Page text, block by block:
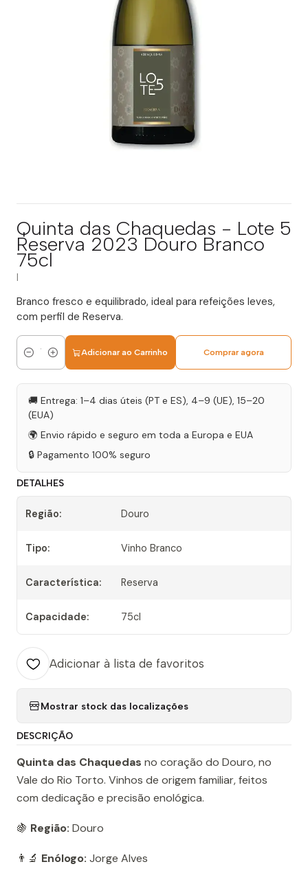
Quinta das Chaquedas - Lote 5
Reserva 2023 Douro Branco
75cl
Branco fresco e equilibrado, ideal para refeições leves,
com perfil de Reserva.
Quantidade
Adicionar ao Carrinho Comprar agora
🚚 Entrega: 1–4 dias úteis (PT e ES), 4–9 (UE), 15–20
(EUA)
🌍 Envio rápido e seguro em toda a Europa e EUA
🔒 Pagamento 100% seguro
DETALHES
Região: Douro
Tipo: Vinho Branco
Característica: Reserva
Capacidade: 75cl
Adicionar à lista de favoritos
Mostrar stock das localizações
DESCRIÇÃO
Quinta das Chaquedas no coração do Douro, no
Vale do Rio Torto. Vinhos de origem familiar, feitos
com dedicação e precisão enológica.
🍇 Região: Douro
👨‍🔬 Enólogo: Jorge Alves